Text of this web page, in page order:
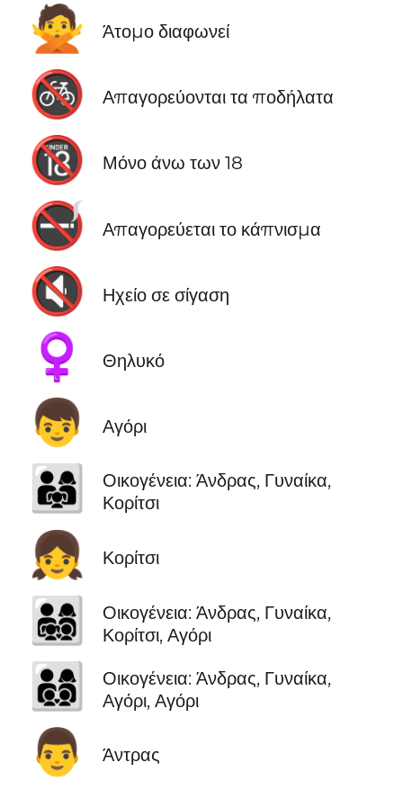
🙅 Άτομο διαφωνεί
🚳 Απαγορεύονται τα ποδήλατα
🔞 Μόνο άνω των 18
🚭 Απαγορεύεται το κάπνισμα
🔇 Ηχείο σε σίγαση
♀️ Θηλυκό
👦 Αγόρι
👨‍👩‍👧
Οικογένεια: Άνδρας, Γυναίκα,
Κορίτσι
👧 Κορίτσι
👨‍👩‍👧‍👦
Οικογένεια: Άνδρας, Γυναίκα,
Κορίτσι, Αγόρι
👨‍👩‍👦‍👦
Οικογένεια: Άνδρας, Γυναίκα,
Αγόρι, Αγόρι
👨 Άντρας